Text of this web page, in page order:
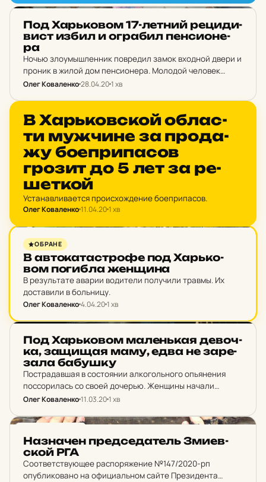
Под Харь­ко­вом 17-летний ре­ци­ди­
вист избил и ог­ра­бил пен­си­о­не­
ра
Ночью злоумышленник повредил замок входной двери и
проник в жилой дом пенсионера. Молодой человек
несколько раз ударил кулаком в голову и лицу
Олег Коваленко28.04.201 хв
НОВИНИ ХАРКОВА
В Харь­ков­ской об­лас­
ти муж­чи­не за про­да­
жу бо­еп­ри­па­сов
грозит до 5 лет за ре­
шет­кой
Устанавливается происхождение боеприпасов.
Олег Коваленко11.04.201 хв
НОВИНИ ХАРКОВА
ОБРАНЕ
В ав­то­ка­тас­тро­фе под Харь­ко­
вом по­гиб­ла жен­щи­на
В результате аварии водители получили травмы. Их
доставили в больницу.
Олег Коваленко4.04.201 хв
Под Харь­ко­вом ма­лень­кая де­воч­
ка, за­щи­щая маму, едва не за­ре­
за­ла ба­буш­ку
Пострадавшая в состоянии алкогольного опьянения
поссорилась со своей дочерью. Женщины начали
толкать друг друга и хватать за волосы. Свидетелем
мать, девочка схватила кухонный нож…
Олег Коваленко11.03.201 хв
Наз­на­чен пред­се­да­тель Зми­ев­
ской РГА
Соответствующее распоряжение №147/2020-рп
опубликовано на официальном сайте Президента